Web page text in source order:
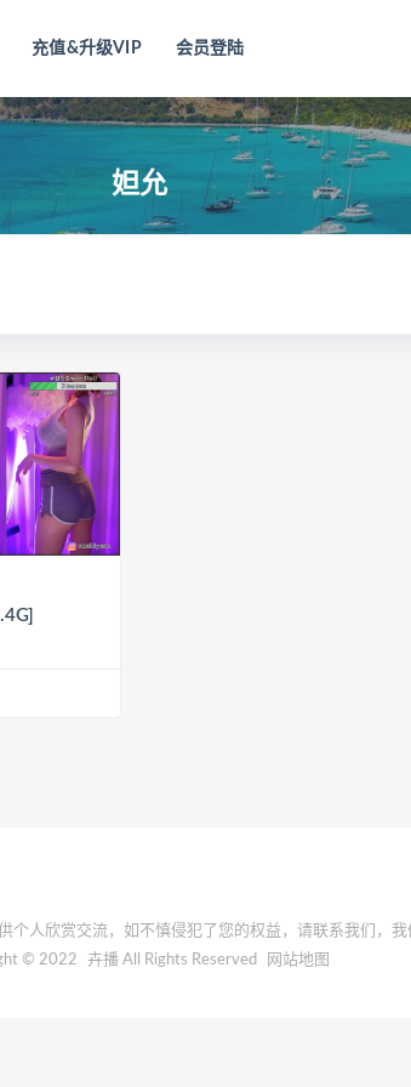
充值&升级VIP 会员登陆
妲允
个人欣赏交流，如不慎侵犯了您的权益，请联系我们，我
© 2022
卉播 All Rights Reserved 网站地图